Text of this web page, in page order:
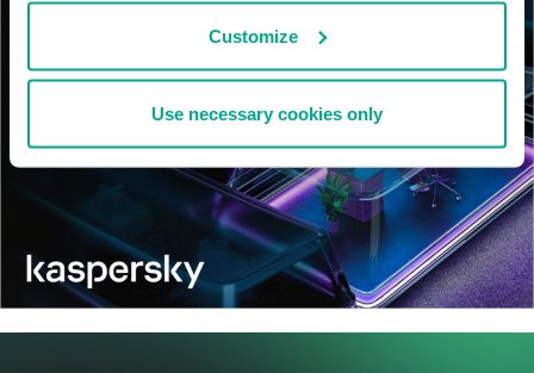
Customize
Use necessary cookies only